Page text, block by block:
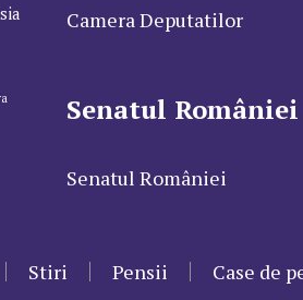
Camera Deputatilor
Senatul României
Senatul României
Stiri Pensii Case de